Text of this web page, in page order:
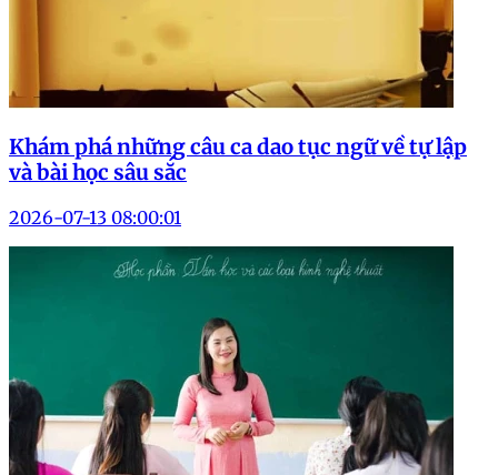
Khám phá những câu ca dao tục ngữ về tự lập
và bài học sâu sắc
2026-07-13 08:00:01